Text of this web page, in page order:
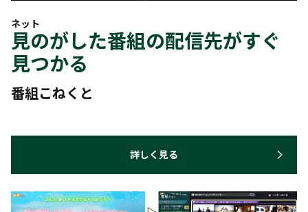
ネット
見のがした番組の配信先がすぐ
見つかる
番組こねくと
詳しく見る